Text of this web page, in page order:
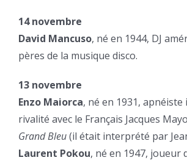
14 novembre
David Mancuso, né en 1944, DJ
pères de la musique disco.
13 novembre
Enzo Maiorca, né en 1931,
rivalité avec le Français Jacques
Grand Bleu(il était interprété par
Laurent Pokou, né en 1947, joueur